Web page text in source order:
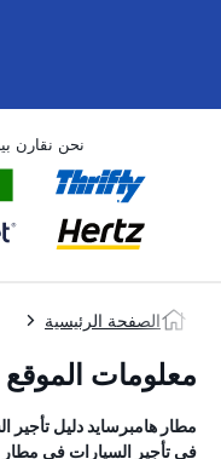
نحن نقارن
الصفحة الرئيسية
معلومات الموقع
مطار هامبرسايددليل تأجير
في تأجير السيارات في مطار